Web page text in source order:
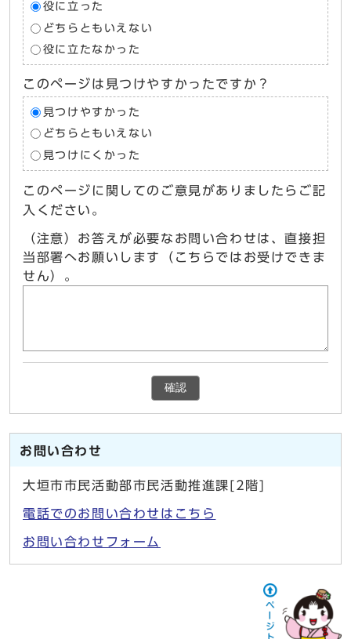
役に立った
どちらともいえない
役に立たなかった
このページは見つけやすかったですか？
見つけやすかった
どちらともいえない
見つけにくかった
このページに関してのご意見がありましたらご記
入ください。
（注意）お答えが必要なお問い合わせは、直接担
当部署へお願いします（こちらではお受けできま
せん）。
確認
お問い合わせ
大垣市市民活動部市民活動推進課[2階]
電話でのお問い合わせはこちら
お問い合わせフォーム